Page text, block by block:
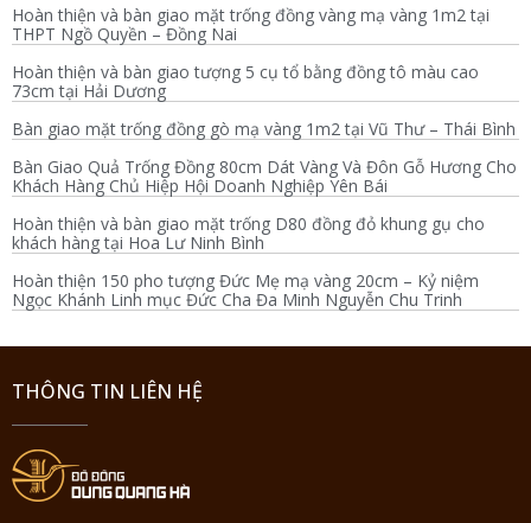
Hoàn thiện và bàn giao mặt trống đồng vàng mạ vàng 1m2 tại
THPT Ngồ Quyền – Đồng Nai
Hoàn thiện và bàn giao tượng 5 cụ tổ bằng đồng tô màu cao
73cm tại Hải Dương
Bàn giao mặt trống đồng gò mạ vàng 1m2 tại Vũ Thư – Thái Bình
Bàn Giao Quả Trống Đồng 80cm Dát Vàng Và Đôn Gỗ Hương Cho
Khách Hàng Chủ Hiệp Hội Doanh Nghiệp Yên Bái
Hoàn thiện và bàn giao mặt trống D80 đồng đỏ khung gụ cho
khách hàng tại Hoa Lư Ninh Bình
Hoàn thiện 150 pho tượng Đức Mẹ mạ vàng 20cm – Kỷ niệm
Ngọc Khánh Linh mục Đức Cha Đa Minh Nguyễn Chu Trinh
THÔNG TIN LIÊN HỆ